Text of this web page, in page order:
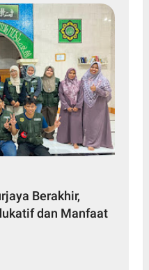
Berakhir,
dan Manfaat